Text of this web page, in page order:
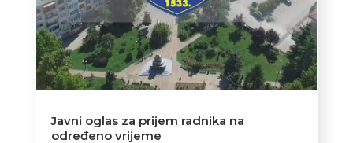
Javni oglas za prijem radnika na
određeno vrijeme